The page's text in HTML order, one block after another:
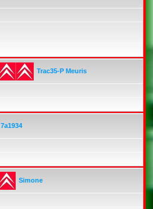
Trac35-P Meuris
7a1934
Simone